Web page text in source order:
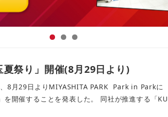
祭り」開催(8月29日より)
8月29日よりMIYASHITA PARK Park in Parkに
開催することを発表した。 同社が推進する「KU